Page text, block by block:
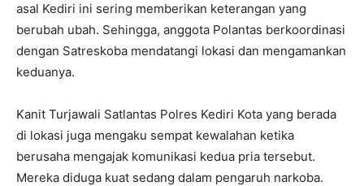
asal Kediri ini sering memberikan keterangan yang
berubah ubah. Sehingga, anggota Polantas berkoordinasi
dengan Satreskoba mendatangi lokasi dan mengamankan
keduanya.
Kanit Turjawali Satlantas Polres Kediri Kota yang berada
di lokasi juga mengaku sempat kewalahan ketika
berusaha mengajak komunikasi kedua pria tersebut.
Mereka diduga kuat sedang dalam pengaruh narkoba.